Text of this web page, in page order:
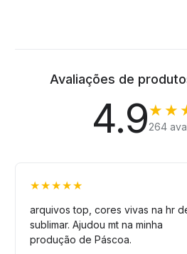
Avaliações de
4.9264
★★★★★
arquivos top, cores vivas na hr
sublimar. Ajudou mt na minha
produção de Páscoa.